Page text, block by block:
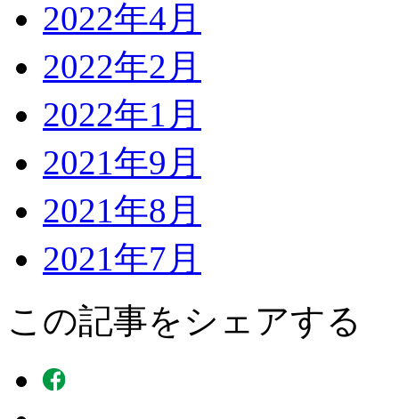
2022年4月
2022年2月
2022年1月
2021年9月
2021年8月
2021年7月
この記事をシェアする